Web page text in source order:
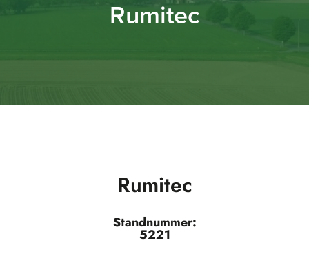
Rumitec
Rumitec
Standnummer:
5221